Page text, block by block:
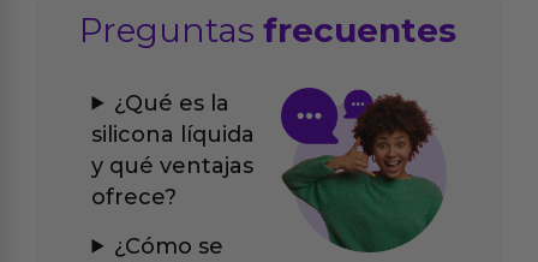
Preguntasfrecuentes
¿Qué es la
silicona líquida
y qué ventajas
ofrece?
¿Cómo se